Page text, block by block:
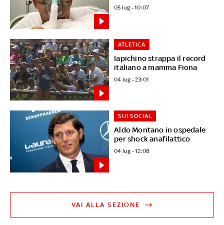
05 lug - 10:07
Iapichino strappa il record
italiano a mamma Fiona
ATLETICA
04 lug - 23:01
Aldo Montano in ospedale
per shock anafilattico
SUI SOCIAL
04 lug - 12:08
VAI ALLA SEZIONE